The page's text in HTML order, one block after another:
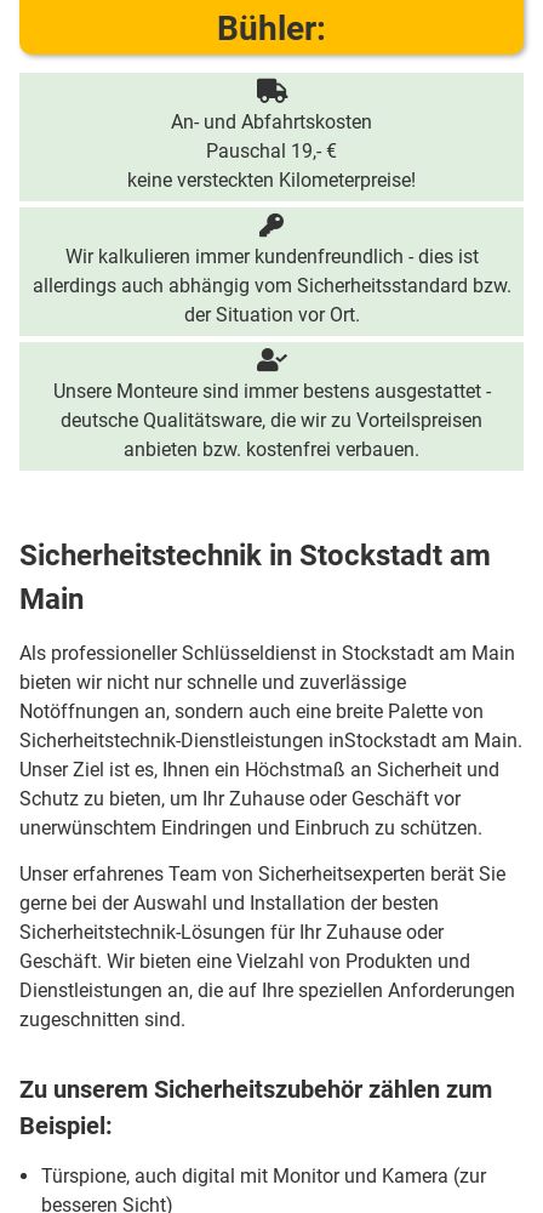
Bühler:
An- und Abfahrtskosten
Pauschal 19,- €
keine versteckten Kilometerpreise!
Wir kalkulieren immer kundenfreundlich - dies ist
allerdings auch abhängig vom Sicherheitsstandard bzw.
der Situation vor Ort.
Unsere Monteure sind immer bestens ausgestattet -
deutsche Qualitätsware, die wir zu Vorteilspreisen
anbieten bzw. kostenfrei verbauen.
Sicherheitstechnik in Stockstadt am
Main
Als professioneller Schlüsseldienst in Stockstadt am Main
bieten wir nicht nur schnelle und zuverlässige
Notöffnungen an, sondern auch eine breite Palette von
Sicherheitstechnik-Dienstleistungen inStockstadt am Main.
Unser Ziel ist es, Ihnen ein Höchstmaß an Sicherheit und
Schutz zu bieten, um Ihr Zuhause oder Geschäft vor
unerwünschtem Eindringen und Einbruch zu schützen.
Unser erfahrenes Team von Sicherheitsexperten berät Sie
gerne bei der Auswahl und Installation der besten
Sicherheitstechnik-Lösungen für Ihr Zuhause oder
Geschäft. Wir bieten eine Vielzahl von Produkten und
Dienstleistungen an, die auf Ihre speziellen Anforderungen
zugeschnitten sind.
Zu unserem Sicherheitszubehör zählen zum
Beispiel:
Türspione, auch digital mit Monitor und Kamera (zur
besseren Sicht)